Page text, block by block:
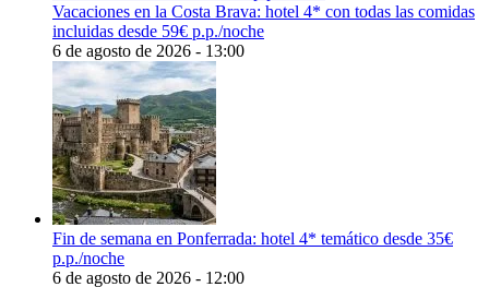
Vacaciones en la Costa Brava: hotel 4* con todas las comidas
incluidas desde 59€ p.p./noche
6 de agosto de 2026 - 13:00
Fin de semana en Ponferrada: hotel 4* temático desde 35€
p.p./noche
6 de agosto de 2026 - 12:00